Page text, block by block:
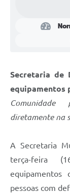
Audiências Públicas
Telefones Úteis
Emprega
Contato
Secretaria de
equipamentos
diretamente na
A Secretaria
terça-feira
pessoas com